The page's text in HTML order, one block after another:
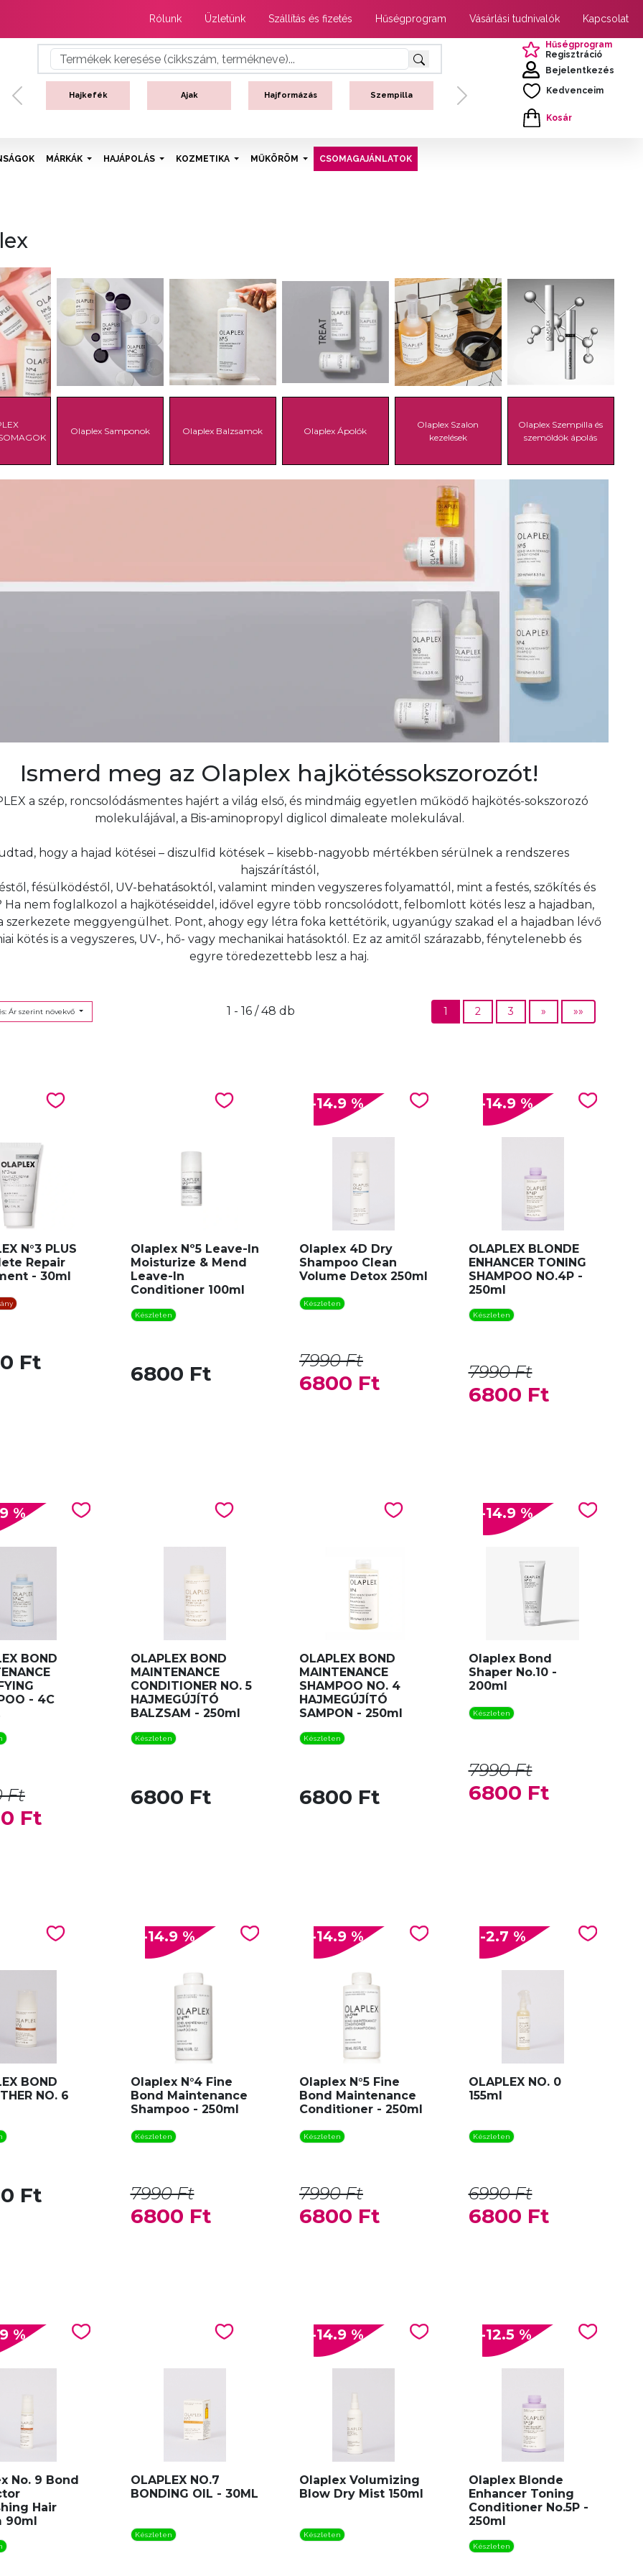
Rólunk Üzletünk Szállítás és fizetés Hűségprogram Vásárlási tudnivalók Kapcsolat
Hajkefék Ajak Hajformázás Szempilla
Previous Next
Hűségprogram
Regisztráció
Bejelentkezés
Kedvenceim
Kosár
MÁRKÁK HAJÁPOLÁS KOZMETIKA MŰKÖRÖM CSOMAGAJÁNLATOK
Olaplex Samponok Olaplex Balzsamok Olaplex Ápolók
Olaplex Szalon
kezelések
Olaplex Szempilla és
szemöldök ápolás
Ismerd meg az Olaplex hajkötéssokszorozót!
a szép, roncsolódásmentes hajért a világ első, és mindmáig egyetlen működő hajkötés-sokszorozó
molekulájával, a Bis-aminopropyl diglicol dimaleate molekulával.
hogy a hajad kötései – diszulfid kötések – kisebb-nagyobb mértékben sérülnek a rendszeres
hajszárítástól,
fésülködéstől, UV-behatásoktól, valamint minden vegyszeres folyamattól, mint a festés, szőkítés és
Ha nem foglalkozol a hajkötéseiddel, idővel egyre több roncsolódott, felbomlott kötés lesz a hajadban,
szerkezete meggyengülhet. Pont, ahogy egy létra foka kettétörik, ugyanúgy szakad el a hajadban lévő
kötés is a vegyszeres, UV-, hő- vagy mechanikai hatásoktól. Ez az amitől szárazabb, fénytelenebb és
egyre töredezettebb lesz a haj.
Ár szerint növekvő 1 - 16 / 48 db 1 2 3 » »»
N°3 PLUS
Repair
- 30ml
Ft
Olaplex Nº5 Leave-In
Moisturize & Mend
Leave-In
Conditioner 100ml
Készleten
6800 Ft
-14.9 %
Olaplex 4D Dry
Shampoo Clean
Volume Detox 250ml
Készleten
7990 Ft
6800 Ft
-14.9 %
OLAPLEX BLONDE
ENHANCER TONING
SHAMPOO NO.4P -
250ml
Készleten
7990 Ft
6800 Ft
%
BOND
- 4C
Ft
Ft
OLAPLEX BOND
MAINTENANCE
CONDITIONER NO. 5
HAJMEGÚJÍTÓ
BALZSAM - 250ml
Készleten
6800 Ft
OLAPLEX BOND
MAINTENANCE
SHAMPOO NO. 4
HAJMEGÚJÍTÓ
SAMPON - 250ml
Készleten
6800 Ft
-14.9 %
Olaplex Bond
Shaper No.10 -
200ml
Készleten
7990 Ft
6800 Ft
BOND
NO. 6
Ft
-14.9 %
Olaplex N°4 Fine
Bond Maintenance
Shampoo - 250ml
Készleten
7990 Ft
6800 Ft
-14.9 %
Olaplex N°5 Fine
Bond Maintenance
Conditioner - 250ml
Készleten
7990 Ft
6800 Ft
-2.7 %
OLAPLEX NO. 0
155ml
Készleten
6990 Ft
6800 Ft
%
No. 9 Bond
Hair
90ml
OLAPLEX NO.7
BONDING OIL - 30ML
Készleten
-14.9 %
Olaplex Volumizing
Blow Dry Mist 150ml
Készleten
-12.5 %
Olaplex Blonde
Enhancer Toning
Conditioner No.5P -
250ml
Készleten